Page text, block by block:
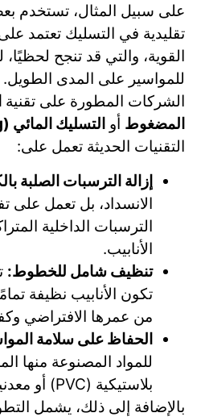
على سبيل المثال، تستخدم
تقليدية في التسليك تعتمد على
القوية، والتي قد تنجح لحظيًا،
للمواسير على المدى الطويل.
الشركات المطورة على تقنية
المضغوط أو التسليك المائي (Hydro-jetting)
التقنيات الحديثة تعمل على:
إزالة الترسبات الصلبة
الانسداد، بل تعمل على
الترسبات الداخلية
الأنابيب.
تنظيف شامل للخطوط:
تكون الأنابيب نظيفة
من عمرها الافتراضي
الحفاظ على سلامة
للمواد المصنوعة منها
بلاستيكية (PVC) أو معدنية.
بالإضافة إلى ذلك، يشمل